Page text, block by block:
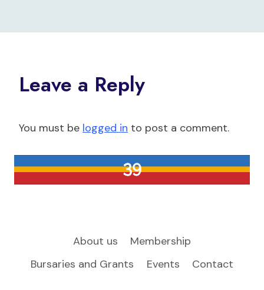
Leave a Reply
You must be logged in to post a comment.
About us
Membership
Bursaries and Grants
Events Contact